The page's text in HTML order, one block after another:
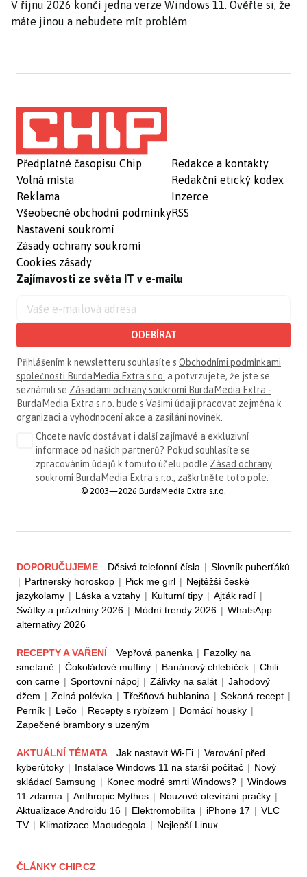
V říjnu 2026 končí jedna verze Windows 11. Ověřte si, že
máte jinou a nebudete mít problém
Předplatné časopisu Chip
Volná místa
Reklama
Všeobecné obchodní podmínky
Nastavení soukromí
Zásady ochrany soukromí
Cookies zásady
Redakce a kontakty
Redakční etický kodex
Inzerce
RSS
Zajímavosti ze světa IT v e-mailu
ODEBÍRAT
Přihlášením k newsletteru souhlasíte s Obchodními podmínkami
společnosti BurdaMedia Extra s.r.o. a potvrzujete, že jste se
seznámili se Zásadami ochrany soukromí BurdaMedia Extra -
BurdaMedia Extra s.r.o. bude s Vašimi údaji pracovat zejména k
organizaci a vyhodnocení akce a zasílání novinek.
Chcete navíc dostávat i další zajímavé a exkluzivní
informace od našich partnerů? Pokud souhlasíte se
zpracováním údajů k tomuto účelu podle Zásad ochrany
soukromí BurdaMedia Extra s.r.o., zaškrtněte toto pole.
© 2003—2026 BurdaMedia Extra s.r.o.
DOPORUČUJEME Děsivá telefonní čísla | Slovník puberťáků
| Partnerský horoskop | Pick me girl | Nejtěžší české
jazykolamy | Láska a vztahy | Kulturní tipy | Ajťák radí |
Svátky a prázdniny 2026 | Módní trendy 2026 | WhatsApp
alternativy 2026
RECEPTY A VAŘENÍ Vepřová panenka | Fazolky na
smetaně | Čokoládové muffiny | Banánový chlebíček | Chili
con carne | Sportovní nápoj | Zálivky na salát | Jahodový
džem | Zelná polévka | Třešňová bublanina | Sekaná recept |
Perník | Lečo | Recepty s rybízem | Domácí housky |
Zapečené brambory s uzeným
AKTUÁLNÍ TÉMATA Jak nastavit Wi-Fi | Varování před
kyberútoky | Instalace Windows 11 na starší počítač | Nový
skládací Samsung | Konec modré smrti Windows? | Windows
11 zdarma | Anthropic Mythos | Nouzové otevírání pračky |
Aktualizace Androidu 16 | Elektromobilita | iPhone 17 | VLC
TV | Klimatizace Maoudegola | Nejlepší Linux
ČLÁNKY CHIP.CZ